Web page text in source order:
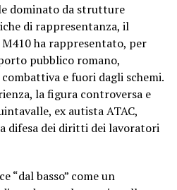
dominato da strutture
di rappresentanza, il
ha rappresentato, per
pubblico romano,
e fuori dagli schemi.
la figura controversa e
ex autista ATAC,
difesa dei diritti dei lavoratori
“dal basso” come un